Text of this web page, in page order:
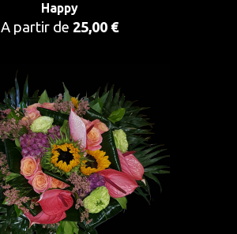
Happy
A partir de 25,00 €